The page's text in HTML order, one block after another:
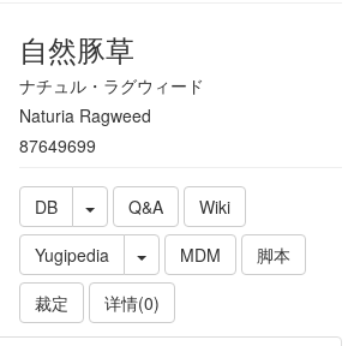
自然豚草
ナチュル・ラグウィード
Naturia Ragweed
87649699
DB Q&A
Wiki
Yugipedia
MDM
脚本
裁定
详情(0)